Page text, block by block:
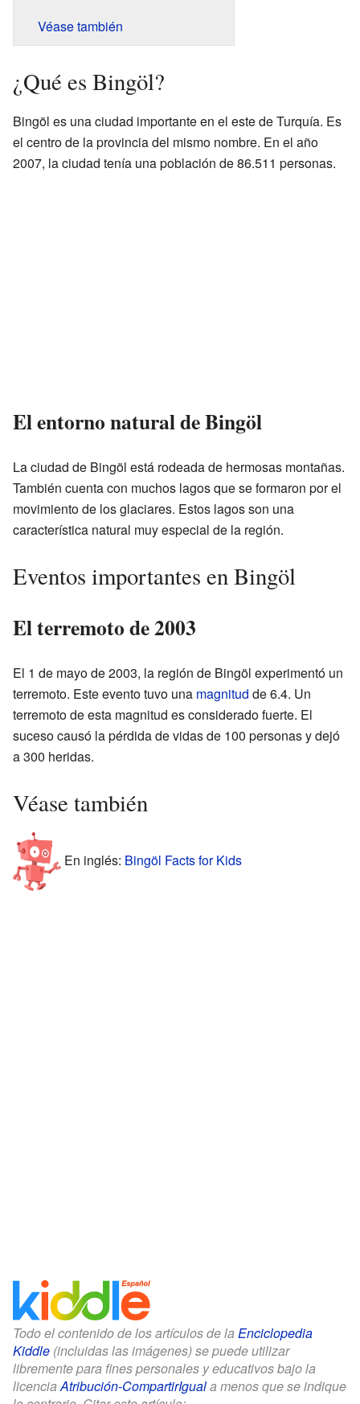
Véase también
¿Qué es Bingöl?
Bingöl es una ciudad importante en el este de Turquía. Es
el centro de la provincia del mismo nombre. En el año
2007, la ciudad tenía una población de 86.511 personas.
El entorno natural de Bingöl
La ciudad de Bingöl está rodeada de hermosas montañas.
También cuenta con muchos lagos que se formaron por el
movimiento de los glaciares. Estos lagos son una
característica natural muy especial de la región.
Eventos importantes en Bingöl
El terremoto de 2003
El 1 de mayo de 2003, la región de Bingöl experimentó un
terremoto. Este evento tuvo una magnitud de 6.4. Un
terremoto de esta magnitud es considerado fuerte. El
suceso causó la pérdida de vidas de 100 personas y dejó
a 300 heridas.
Véase también
En inglés: Bingöl Facts for Kids
Todo el contenido de los artículos de la Enciclopedia
Kiddle (incluidas las imágenes) se puede utilizar
libremente para fines personales y educativos bajo la
licenciaAtribución-CompartirIguala menos que se indique